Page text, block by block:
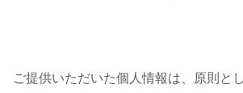
ご提供いただいた個人情報は、原則と